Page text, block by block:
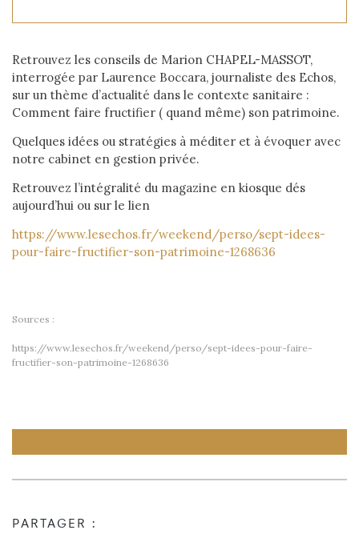
Retrouvez les conseils de Marion CHAPEL-MASSOT,
interrogée par Laurence Boccara, journaliste des Echos,
sur un thème d’actualité dans le contexte sanitaire :
Comment faire fructifier ( quand même) son patrimoine.
Quelques idées ou stratégies à méditer et à évoquer avec
notre cabinet en gestion privée.
Retrouvez l’intégralité du magazine en kiosque dés
aujourd’hui ou sur le lien
https://www.lesechos.fr/weekend/perso/sept-idees-
pour-faire-fructifier-son-patrimoine-1268636
Sources :
https://www.lesechos.fr/weekend/perso/sept-idees-pour-faire-
fructifier-son-patrimoine-1268636
PARTAGER :